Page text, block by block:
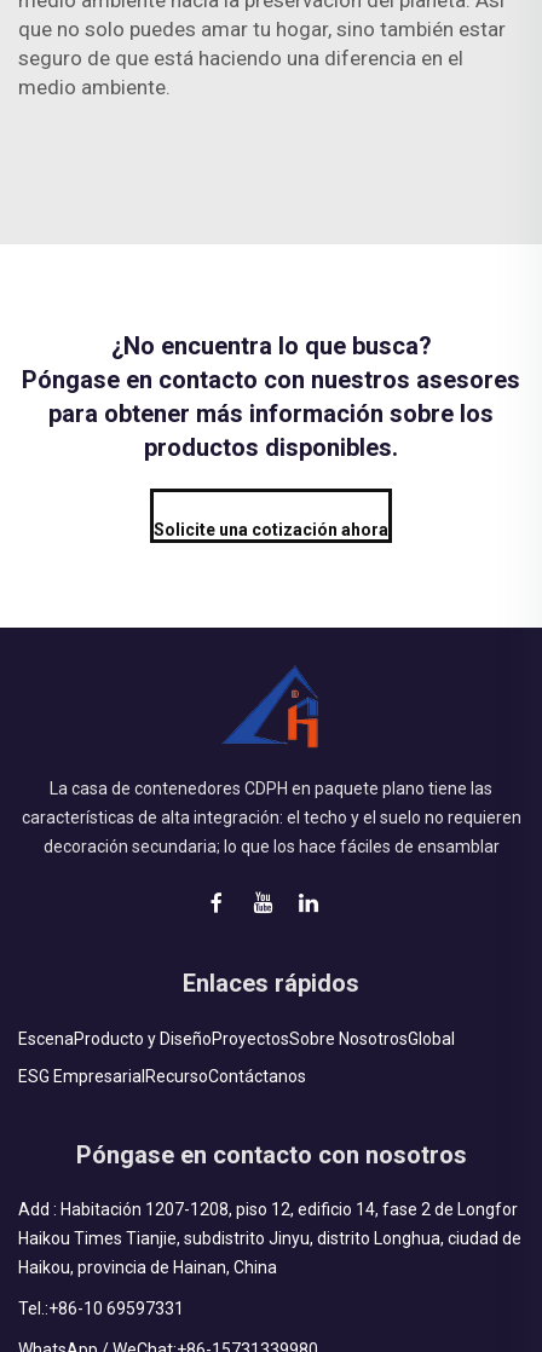
que no solo puedes amar tu hogar, sino también estar
seguro de que está haciendo una diferencia en el
medio ambiente.
¿No encuentra lo que busca?
Póngase en contacto con nuestros asesores
para obtener más información sobre los
productos disponibles.
Solicite una cotización ahora
La casa de contenedores CDPH en paquete plano tiene las
características de alta integración: el techo y el suelo no requieren
decoración secundaria; lo que los hace fáciles de ensamblar
Enlaces rápidos
EscenaProducto y DiseñoProyectosSobre NosotrosGlobal
ESG Empresarial RecursoContáctanos
Póngase en contacto con nosotros
Add : Habitación 1207-1208, piso 12, edificio 14, fase 2 de Longfor
Haikou Times Tianjie, subdistrito Jinyu, distrito Longhua, ciudad de
Haikou, provincia de Hainan, China
Tel.:+86-10 69597331